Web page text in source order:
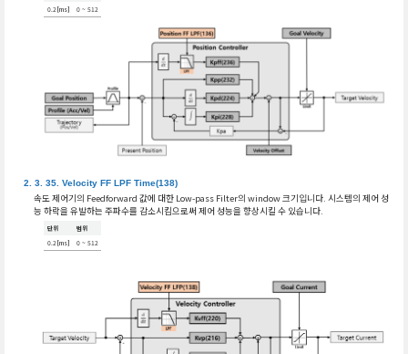
0.2[ms]
0 ~ 512
Velocity FF LPF Time(138)
속도 제어기의 Feedforward 값에 대한 Low-pass Filter의 window 크기입니다. 시스템의 제어 성
능 하락을 유발하는 주파수를 감소시킴으로써 제어 성능을 향상시킬 수 있습니다.
단위
범위
0.2[ms]
0 ~ 512